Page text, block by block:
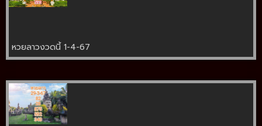
หวยลาวงวดนี้ 1-4-67